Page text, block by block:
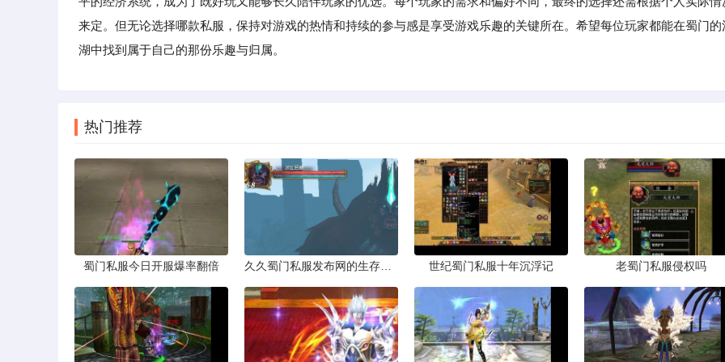
来定。但无论选择哪款私服，保持对游戏的热情和持续的参与感是享受游戏乐趣的关键所在。希望每位玩家都能在蜀门的
湖中找到属于自己的那份乐趣与归属。
热门推荐
蜀门私服今日开服爆率翻倍 世纪蜀门私服十年沉浮记 老蜀门私服侵权吗